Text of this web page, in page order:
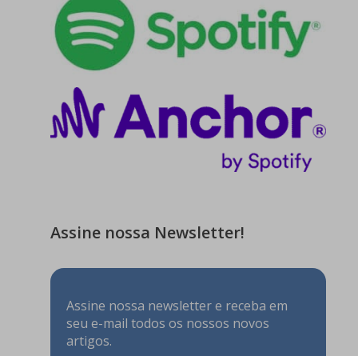
Assine nossa Newsletter!
Assine nossa newsletter e receba em
seu e-mail todos os nossos novos
artigos.